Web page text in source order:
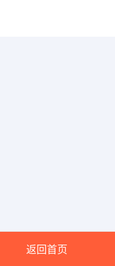
返回首页